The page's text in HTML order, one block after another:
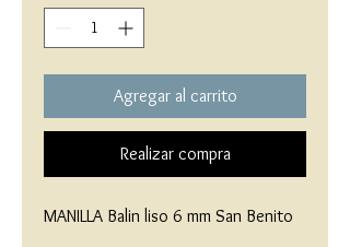
Agregar al carrito
Realizar compra
MANILLA Balin liso 6 mm San Benito